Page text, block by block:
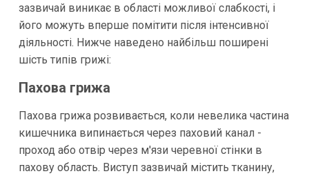
зазвичай виникає в області можливої слабкості, і
його можуть вперше помітити після інтенсивної
діяльності. Нижче наведено найбільш поширені
шість типів грижі:
Пахова грижа
Пахова грижа розвивається, коли невелика частина
кишечника випинається через паховий канал -
проход або отвір через м'язи черевної стінки в
пахову область. Виступ зазвичай містить тканину,